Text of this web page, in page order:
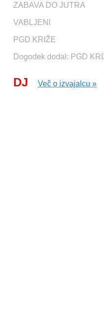
ZABAVA DO JUTRA
VABLJENI
PGD KRIŽE
Dogodek dodal: PGD
DJ Več o izvajalcu »